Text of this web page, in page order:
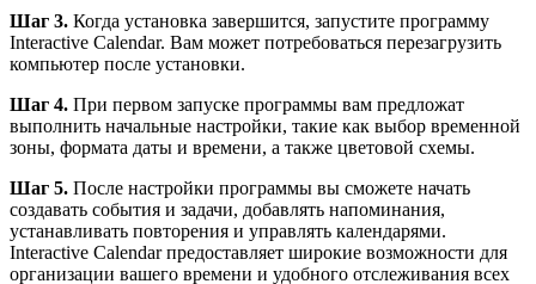
Шаг 3. Когда установка завершится, запустите программу
Interactive Calendar. Вам может потребоваться перезагрузить
компьютер после установки.
Шаг 4. При первом запуске программы вам предложат
выполнить начальные настройки, такие как выбор временной
зоны, формата даты и времени, а также цветовой схемы.
Шаг 5. После настройки программы вы сможете начать
создавать события и задачи, добавлять напоминания,
устанавливать повторения и управлять календарями.
Interactive Calendar предоставляет широкие возможности для
организации вашего времени и удобного отслеживания всех